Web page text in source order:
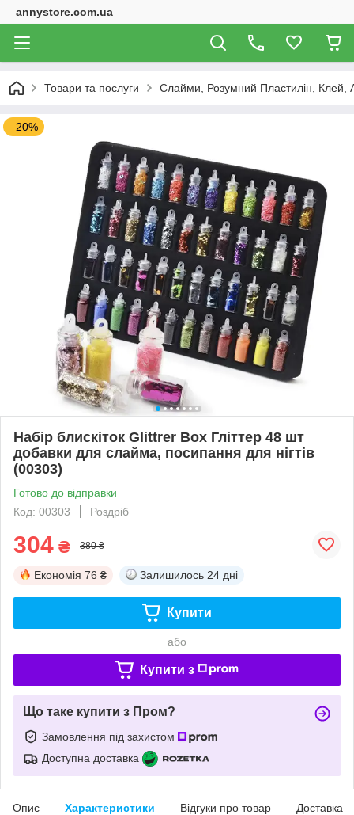
annystore.com.ua
Товари та послуги Слайми, Розумний Пластилін, Клей,
–20%
Набір блискіток Glittrer Box Гліттер 48 шт
добавки для слайма, посипання для нігтів
(00303)
Готово до відправки
Код: 00303
Роздріб
304 ₴ 380 ₴
Економія 76 ₴ Залишилось 24 дні
Купити
або
Купити з
Що таке купити з Пром?
Замовлення під захистом
Доступна доставка
Опис Характеристики Відгуки про товар Доставка